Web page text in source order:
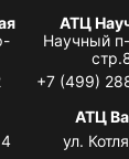
АТЦ
Научный
+7 (499)
АТЦ
ул.